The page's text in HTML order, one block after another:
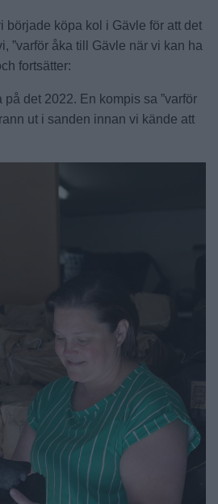
började köpa kol i Gävle för att det
”varför åka till Gävle när vi kan ha
fortsätter:
det 2022. En kompis sa ”varför
ut i sanden innan vi kände att